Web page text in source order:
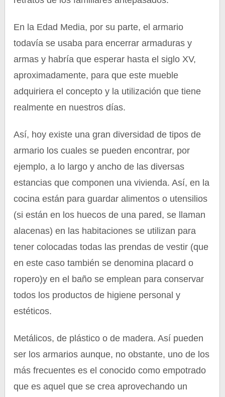
En la Edad Media, por su parte, el armario
todavía se usaba para encerrar armaduras y
armas y habría que esperar hasta el siglo XV,
aproximadamente, para que este mueble
adquiriera el concepto y la utilización que tiene
realmente en nuestros días.
Así, hoy existe una gran diversidad de tipos de
armario los cuales se pueden encontrar, por
ejemplo, a lo largo y ancho de las diversas
estancias que componen una vivienda. Así, en la
cocina están para guardar alimentos o utensilios
(si están en los huecos de una pared, se llaman
alacenas) en las habitaciones se utilizan para
tener colocadas todas las prendas de vestir (que
en este caso también se denomina placard o
ropero)y en el baño se emplean para conservar
todos los productos de higiene personal y
estéticos.
Metálicos, de plástico o de madera. Así pueden
ser los armarios aunque, no obstante, uno de los
más frecuentes es el conocido como empotrado
que es aquel que se crea aprovechando un